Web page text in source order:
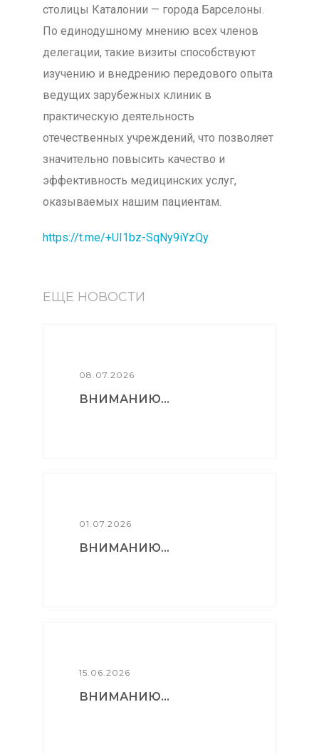
столицы Каталонии — города Барселоны.
По единодушному мнению всех членов
делегации, такие визиты способствуют
изучению и внедрению передового опыта
ведущих зарубежных клиник в
практическую деятельность
отечественных учреждений, что позволяет
значительно повысить качество и
эффективность медицинских услуг,
оказываемых нашим пациентам.
https://t.me/+UI1bz-SqNy9iYzQy
ЕЩЕ НОВОСТИ
08.07.2026
ВНИМАНИЮ...
01.07.2026
ВНИМАНИЮ...
15.06.2026
ВНИМАНИЮ...